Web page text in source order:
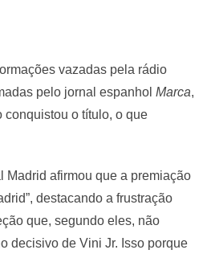
vazadas pela rádio
pelo jornal espanhol Marca,
o título, o que
Madrid afirmou que a premiação
destacando a frustração
que, segundo eles, não
decisivo de Vini Jr. Isso porque